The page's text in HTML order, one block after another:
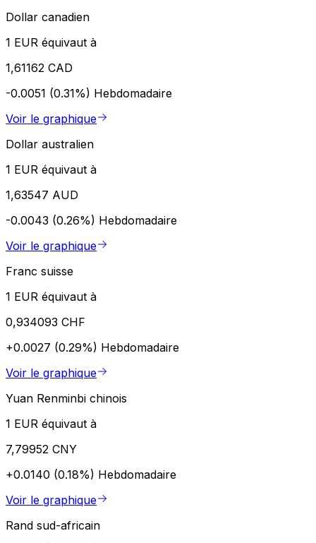
Dollar canadien
1 EUR équivaut à
1,61162 CAD
-0.0051 (0.31%) Hebdomadaire
Voir le graphique
Dollar australien
1 EUR équivaut à
1,63547 AUD
-0.0043 (0.26%) Hebdomadaire
Voir le graphique
Franc suisse
1 EUR équivaut à
0,934093 CHF
+0.0027 (0.29%) Hebdomadaire
Voir le graphique
Yuan Renminbi chinois
1 EUR équivaut à
7,79952 CNY
+0.0140 (0.18%) Hebdomadaire
Voir le graphique
Rand sud-africain